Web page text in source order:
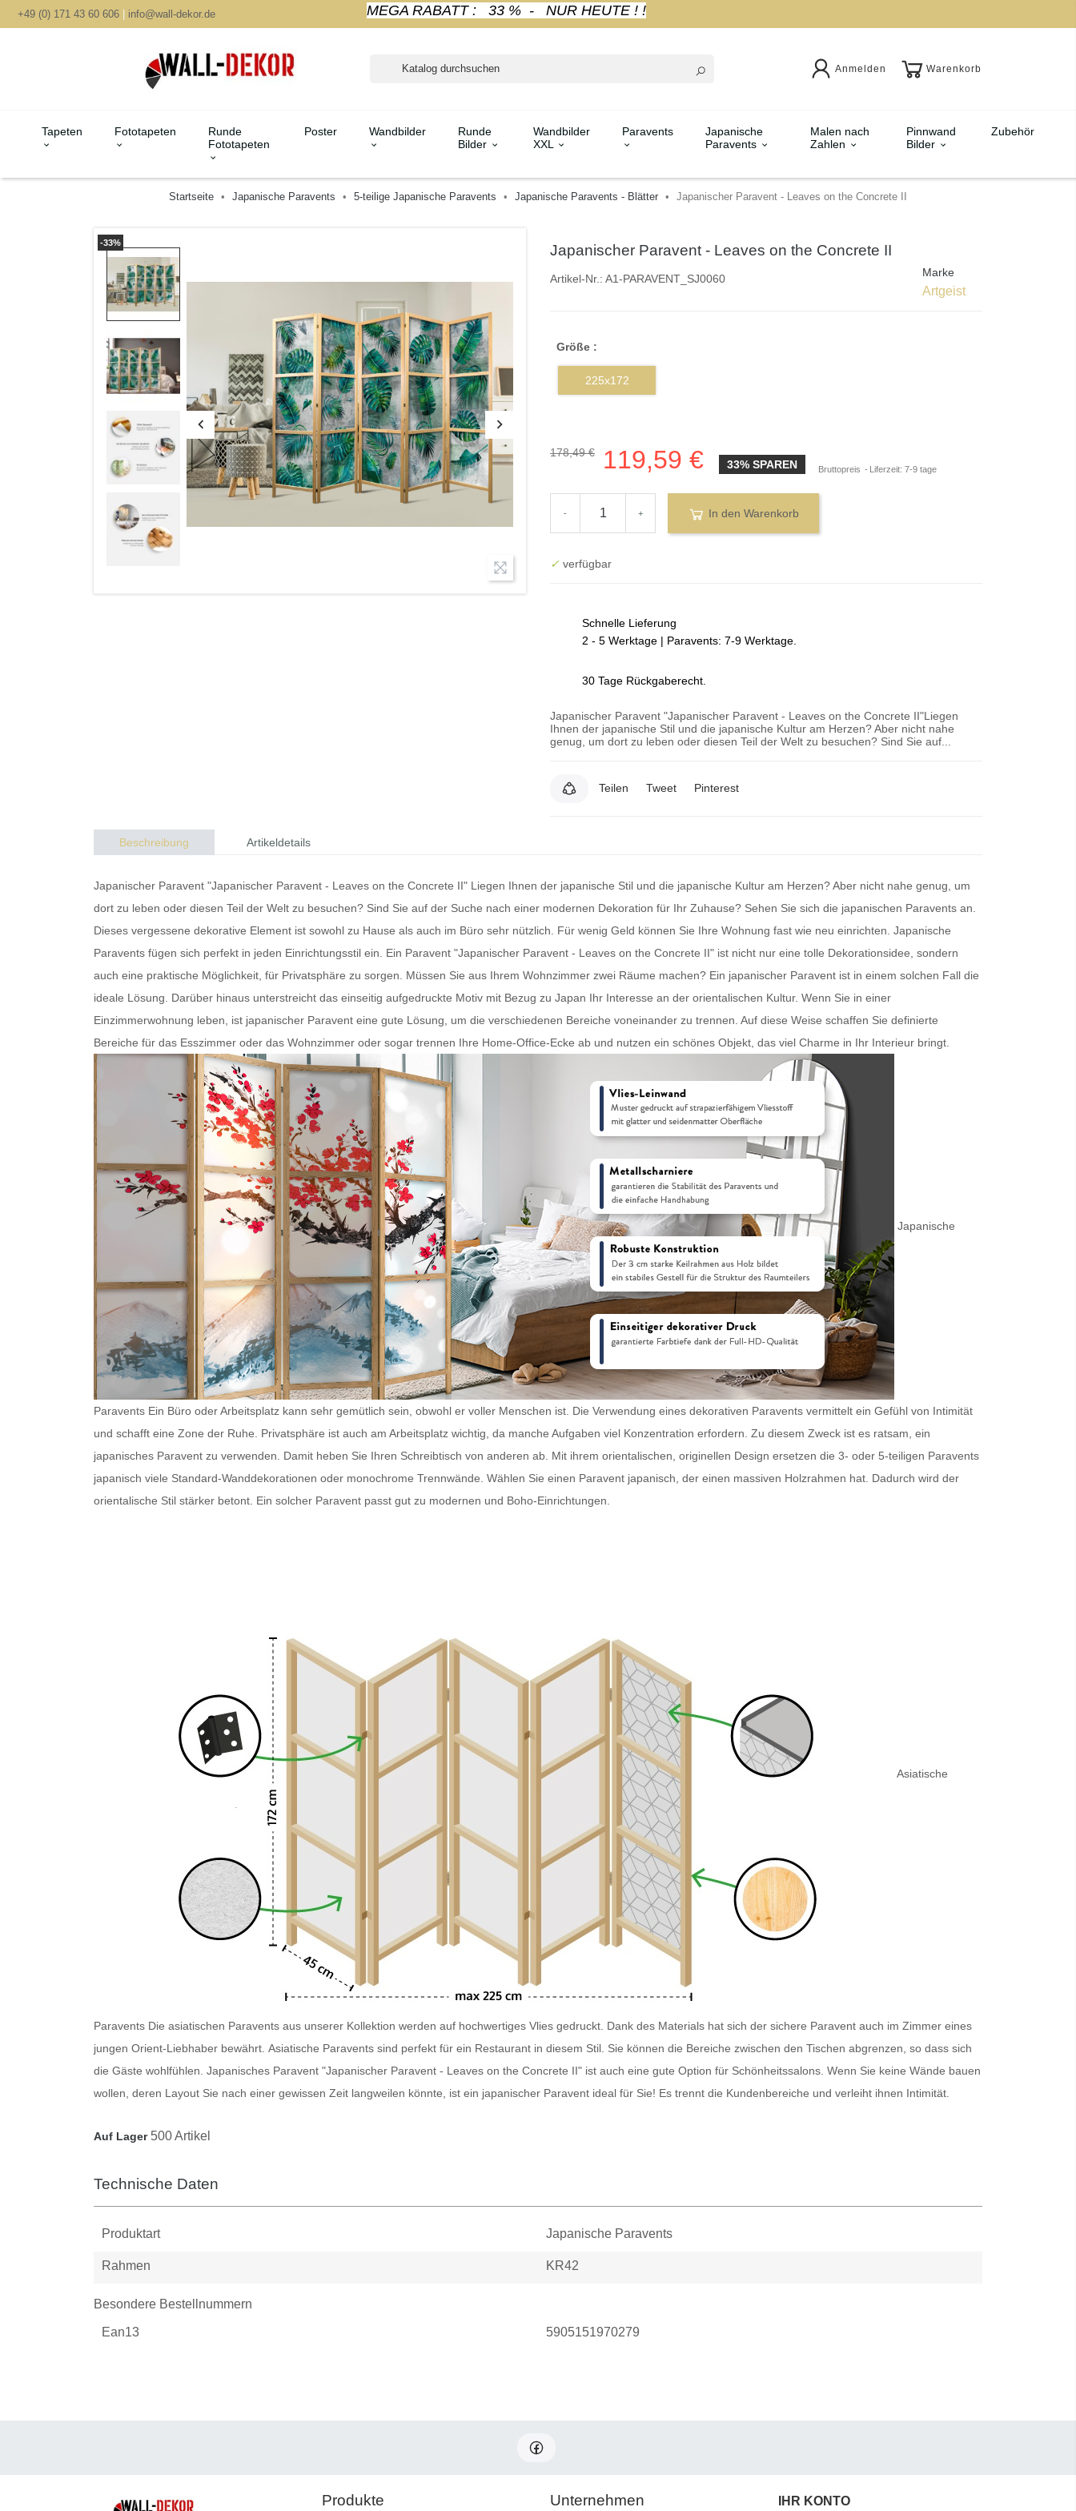
+49 (0) 171 43 60 606 | info@wall-dekor.de MEGA RABATT : 33 % - NUR HEUTE ! !
Anmelden Warenkorb
Tapeten Fototapeten
Runde
Fototapeten
Poster Wandbilder
Runde
Bilder
Wandbilder
XXL
Paravents
Japanische
Paravents
Malen nach
Zahlen
Pinnwand
Bilder
Zubehör
Startseite Japanische Paravents 5-teilige Japanische Paravents Japanische Paravents - Blätter Japanischer Paravent - Leaves on the Concrete II
-33% Japanischer Paravent - Leaves on the Concrete II
Artikel-Nr.: A1-PARAVENT_SJ0060 Marke
Artgeist
Größe :
225x172
178,49 € 119,59 € 33% SPAREN Bruttopreis Liferzeit: 7-9 tage
- + In den Warenkorb
✓ verfügbar
Schnelle Lieferung
2 - 5 Werktage | Paravents: 7-9 Werktage.
30 Tage Rückgaberecht.
Japanischer Paravent "Japanischer Paravent - Leaves on the Concrete II"Liegen
Ihnen der japanische Stil und die japanische Kultur am Herzen? Aber nicht nahe
genug, um dort zu leben oder diesen Teil der Welt zu besuchen? Sind Sie auf...
Teilen Tweet Pinterest
Beschreibung Artikeldetails
Japanischer Paravent "Japanischer Paravent - Leaves on the Concrete II" Liegen Ihnen der japanische Stil und die japanische Kultur am Herzen? Aber nicht nahe genug, um
dort zu leben oder diesen Teil der Welt zu besuchen? Sind Sie auf der Suche nach einer modernen Dekoration für Ihr Zuhause? Sehen Sie sich die japanischen Paravents an.
Dieses vergessene dekorative Element ist sowohl zu Hause als auch im Büro sehr nützlich. Für wenig Geld können Sie Ihre Wohnung fast wie neu einrichten. Japanische
Paravents fügen sich perfekt in jeden Einrichtungsstil ein. Ein Paravent "Japanischer Paravent - Leaves on the Concrete II" ist nicht nur eine tolle Dekorationsidee, sondern
auch eine praktische Möglichkeit, für Privatsphäre zu sorgen. Müssen Sie aus Ihrem Wohnzimmer zwei Räume machen? Ein japanischer Paravent ist in einem solchen Fall die
ideale Lösung. Darüber hinaus unterstreicht das einseitig aufgedruckte Motiv mit Bezug zu Japan Ihr Interesse an der orientalischen Kultur. Wenn Sie in einer
Einzimmerwohnung leben, ist japanischer Paravent eine gute Lösung, um die verschiedenen Bereiche voneinander zu trennen. Auf diese Weise schaffen Sie definierte
Bereiche für das Esszimmer oder das Wohnzimmer oder sogar trennen Ihre Home-Office-Ecke ab und nutzen ein schönes Objekt, das viel Charme in Ihr Interieur bringt.
Japanische
Paravents Ein Büro oder Arbeitsplatz kann sehr gemütlich sein, obwohl er voller Menschen ist. Die Verwendung eines dekorativen Paravents vermittelt ein Gefühl von Intimität
und schafft eine Zone der Ruhe. Privatsphäre ist auch am Arbeitsplatz wichtig, da manche Aufgaben viel Konzentration erfordern. Zu diesem Zweck ist es ratsam, ein
japanisches Paravent zu verwenden. Damit heben Sie Ihren Schreibtisch von anderen ab. Mit ihrem orientalischen, originellen Design ersetzen die 3- oder 5-teiligen Paravents
japanisch viele Standard-Wanddekorationen oder monochrome Trennwände. Wählen Sie einen Paravent japanisch , der einen massiven Holzrahmen hat. Dadurch wird der
orientalische Stil stärker betont. Ein solcher Paravent passt gut zu modernen und Boho-Einrichtungen.
Asiatische
Paravents Die asiatischen Paravents aus unserer Kollektion werden auf hochwertiges Vlies gedruckt. Dank des Materials hat sich der sichere Paravent auch im Zimmer eines
jungen Orient-Liebhaber bewährt. Asiatische Paravents sind perfekt für ein Restaurant in diesem Stil. Sie können die Bereiche zwischen den Tischen abgrenzen, so dass sich
die Gäste wohlfühlen. Japanisches Paravent "Japanischer Paravent - Leaves on the Concrete II" ist auch eine gute Option für Schönheitssalons. Wenn Sie keine Wände bauen
wollen, deren Layout Sie nach einer gewissen Zeit langweilen könnte, ist ein japanischer Paravent ideal für Sie! Es trennt die Kundenbereiche und verleiht ihnen Intimität.
Auf Lager 500 Artikel
Technische Daten
Produktart Japanische Paravents
Rahmen KR42
Besondere Bestellnummern
Ean13 5905151970279
Produkte Unternehmen IHR KONTO